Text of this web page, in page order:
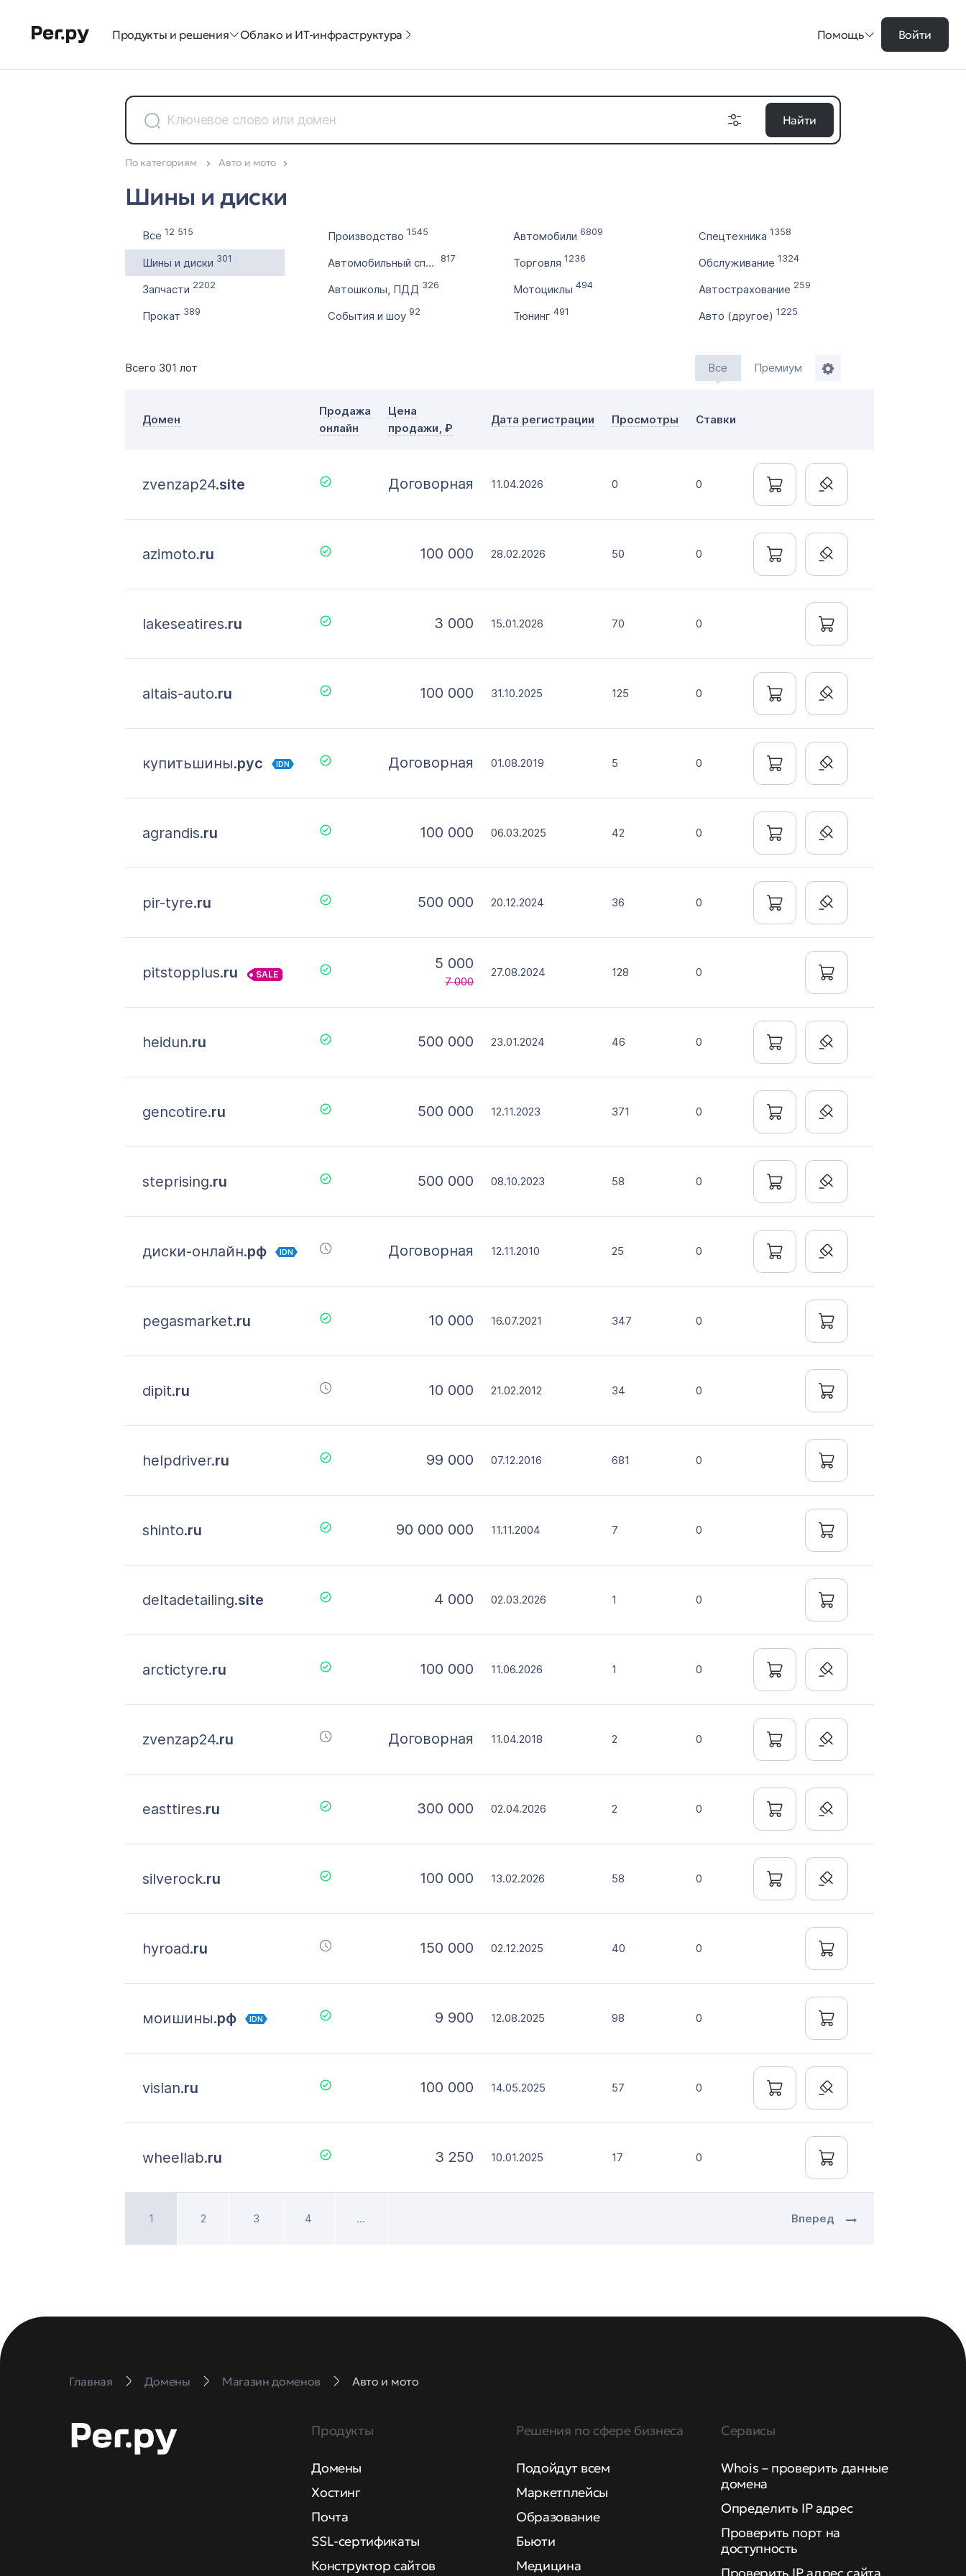
Продукты и решения Облако и ИТ-инфраструктура Помощь Войти
Найти
Доменные зоны
Все 35
Выставлен на продажу
с
по
Количество символов
Без дефиса
Без цифр
По категориям Авто и мото
Шины и диски
Все 12 515 Производство 1545 Автомобили 6809 Спецтехника 1358
Шины и диски 301 Автомобильный спорт 817 Торговля 1236 Обслуживание 1324
Запчасти 2202 Автошколы, ПДД 326 Мотоциклы 494 Автострахование 259
Прокат 389 События и шоу 92 Тюнинг 491 Авто (другое) 1225
Всего 301 лот Все Премиум
Домен
Продажа
онлайн
Цена
продажи, ₽
Дата регистрации Просмотры Ставки
zvenzap24.site Договорная 11.04.2026 0 0
azimoto.ru 100 000 28.02.2026 50 0
lakeseatires.ru 3 000 15.01.2026 70 0
altais-auto.ru 100 000 31.10.2025 125 0
купитьшины.рус IDN Договорная 01.08.2019 5 0
agrandis.ru 100 000 06.03.2025 42 0
pir-tyre.ru 500 000 20.12.2024 36 0
pitstopplus.ru SALE
5 000
7 000
27.08.2024 128 0
heidun.ru 500 000 23.01.2024 46 0
gencotire.ru 500 000 12.11.2023 371 0
steprising.ru 500 000 08.10.2023 58 0
диски-онлайн.рф IDN Договорная 12.11.2010 25 0
pegasmarket.ru 10 000 16.07.2021 347 0
dipit.ru 10 000 21.02.2012 34 0
helpdriver.ru 99 000 07.12.2016 681 0
shinto.ru 90 000 000 11.11.2004 7 0
deltadetailing.site 4 000 02.03.2026 1 0
arctictyre.ru 100 000 11.06.2026 1 0
zvenzap24.ru Договорная 11.04.2018 2 0
easttires.ru 300 000 02.04.2026 2 0
silverock.ru 100 000 13.02.2026 58 0
hyroad.ru 150 000 02.12.2025 40 0
моишины.рф IDN 9 900 12.08.2025 98 0
vislan.ru 100 000 14.05.2025 57 0
wheellab.ru 3 250 10.01.2025 17 0
1 2 3 4 ... Вперед
Главная Домены Магазин доменов Авто и мото
Продукты
Домены
Хостинг
Почта
SSL-сертификаты
Конструктор сайтов
Решения по сфере бизнеса
Подойдут всем
Маркетплейсы
Образование
Бьюти
Медицина
Сервисы
Whois – проверить данные
домена
Определить IP адрес
Проверить порт на
доступность
Проверить IP адрес сайта